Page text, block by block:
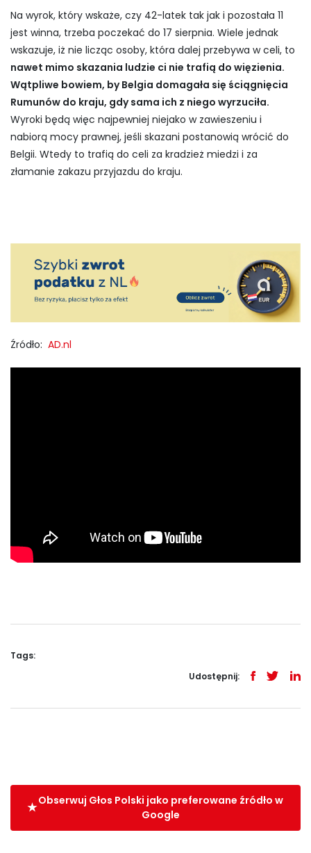
Na wyrok, który wskaże, czy 42-latek tak jak i pozostała 11
jest winna, trzeba poczekać do 17 sierpnia. Wiele jednak
wskazuje, iż nie licząc osoby, która dalej przebywa w celi, to
nawet mimo skazania ludzie ci nie trafią do więzienia.
Wątpliwe bowiem, by Belgia domagała się ściągnięcia
Rumunów do kraju, gdy sama ich z niego wyrzuciła.
Wyroki będą więc najpewniej niejako w zawieszeniu i
nabiorą mocy prawnej, jeśli skazani postanowią wrócić do
Belgii. Wtedy to trafią do celi za kradzież miedzi i za
złamanie zakazu przyjazdu do kraju.
Źródło: AD.nl
Tags:
Udostępnij:
Obserwuj Głos Polski jako preferowane źródło w
Google